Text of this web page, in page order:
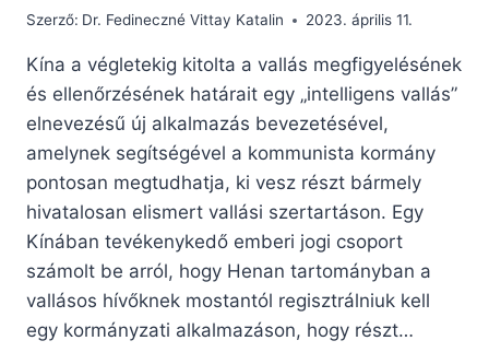
Szerző: Dr. Fedineczné Vittay Katalin 2023. április 11.
Kína a végletekig kitolta a vallás megfigyelésének
és ellenőrzésének határait egy „intelligens vallás”
elnevezésű új alkalmazás bevezetésével,
amelynek segítségével a kommunista kormány
pontosan megtudhatja, ki vesz részt bármely
hivatalosan elismert vallási szertartáson. Egy
Kínában tevékenykedő emberi jogi csoport
számolt be arról, hogy Henan tartományban a
vallásos hívőknek mostantól regisztrálniuk kell
egy kormányzati alkalmazáson, hogy részt…